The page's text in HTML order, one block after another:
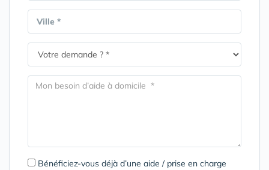
Ville *
Bénéficiez-vous déjà d’une aide / prise en charge